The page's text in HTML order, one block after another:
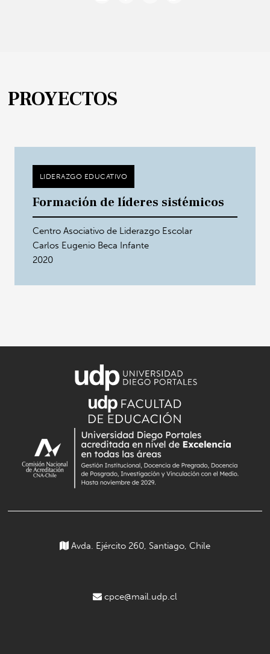
PROYECTOS
LIDERAZGO EDUCATIVO
Formación de líderes sistémicos
Centro Asociativo de Liderazgo Escolar
Carlos Eugenio Beca Infante
2020
Avda. Ejército 260, Santiago, Chile
cpce@mail.udp.cl